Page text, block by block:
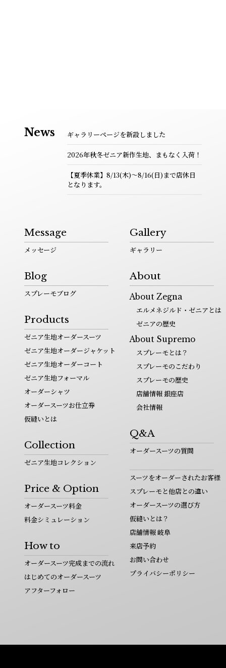
News ギャラリーページを新設しました
2026年秋冬ゼニア新作生地、まもなく入荷！
【夏季休業】8/13(木)～8/16(日)まで店休日
となります。
Message
メッセージ
Blog
スプレーモブログ
Products
ゼニア生地オーダースーツ
ゼニア生地オーダージャケット
ゼニア生地オーダーコート
ゼニア生地フォーマル
オーダーシャツ
オーダースーツお仕立券
仮縫いとは
Collection
ゼニア生地コレクション
Price & Option
オーダースーツ料金
料金シミュレーション
How to
オーダースーツ完成までの流れ
はじめてのオーダースーツ
アフターフォロー
Gallery
ギャラリー
About
About Zegna
エルメネジルド・ゼニアとは
ゼニアの歴史
About Supremo
スプレーモとは？
スプレーモのこだわり
スプレーモの歴史
店舗情報 銀座店
会社情報
Q&A
オーダースーツの質問
スーツをオーダーされたお客様
スプレーモと他店との違い
オーダースーツの選び方
仮縫いとは？
店舗情報 岐阜
来店予約
お問い合わせ
プライバシーポリシー